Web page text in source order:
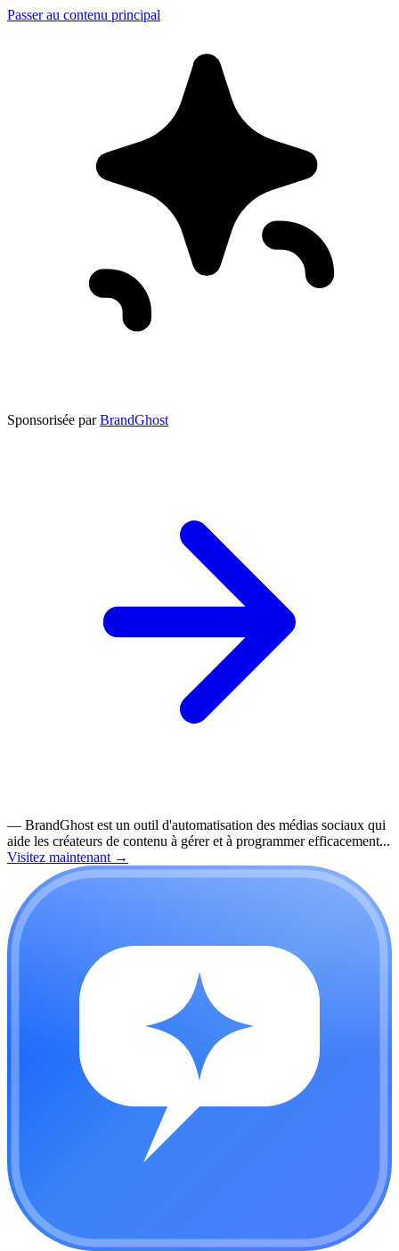
Passer au contenu principal
Sponsorisée par BrandGhost
— BrandGhost est un outil d'automatisation des médias sociaux qui
aide les créateurs de contenu à gérer et à programmer efficacement...
Visitez maintenant →